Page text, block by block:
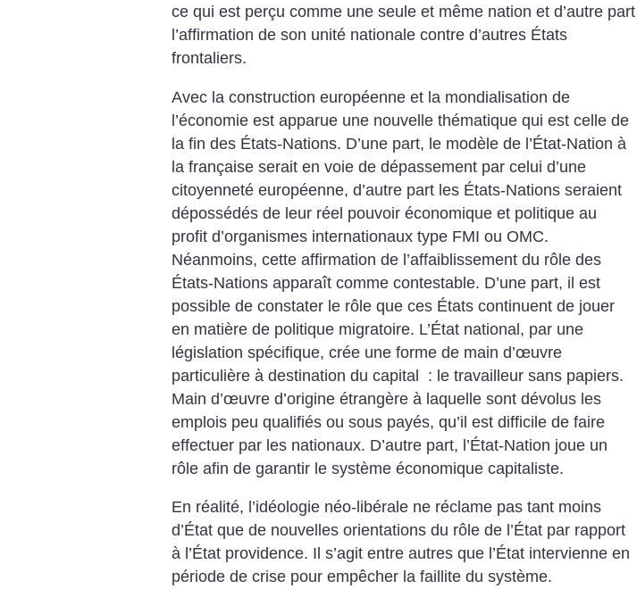
ce qui est perçu comme une seule et même nation et d’autre part
l’affirmation de son unité nationale contre d’autres États
frontaliers.
Avec la construction européenne et la mondialisation de
l’économie est apparue une nouvelle thématique qui est celle de
la fin des États-Nations. D’une part, le modèle de l’État-Nation à
la française serait en voie de dépassement par celui d’une
citoyenneté européenne, d’autre part les États-Nations seraient
dépossédés de leur réel pouvoir économique et politique au
profit d’organismes internationaux type FMI ou OMC.
Néanmoins, cette affirmation de l’affaiblissement du rôle des
États-Nations apparaît comme contestable. D’une part, il est
possible de constater le rôle que ces États continuent de jouer
en matière de politique migratoire. L’État national, par une
législation spécifique, crée une forme de main d’œuvre
particulière à destination du capital : le travailleur sans papiers.
Main d’œuvre d’origine étrangère à laquelle sont dévolus les
emplois peu qualifiés ou sous payés, qu’il est difficile de faire
effectuer par les nationaux. D’autre part, l’État-Nation joue un
rôle afin de garantir le système économique capitaliste.
En réalité, l’idéologie néo-libérale ne réclame pas tant moins
d’État que de nouvelles orientations du rôle de l’État par rapport
à l’État providence. Il s’agit entre autres que l’État intervienne en
période de crise pour empêcher la faillite du système.